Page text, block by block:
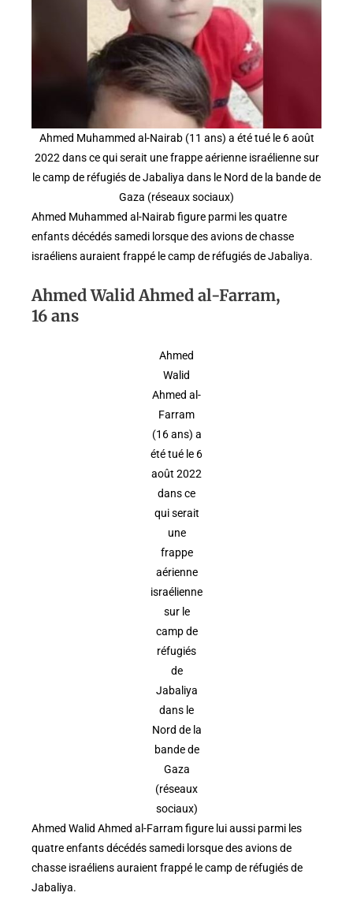
Ahmed Muhammed al-Nairab (11 ans) a été tué le 6 août
2022 dans ce qui serait une frappe aérienne israélienne sur
le camp de réfugiés de Jabaliya dans le Nord de la bande de
Gaza (réseaux sociaux)
Ahmed Muhammed al-Nairab figure parmi les quatre
enfants décédés samedi lorsque des avions de chasse
israéliens auraient frappé le camp de réfugiés de Jabaliya.
Ahmed Walid Ahmed al-Farram,
16 ans
Ahmed
Walid
Ahmed al-
Farram
(16 ans) a
été tué le 6
août 2022
dans ce
qui serait
une
frappe
aérienne
israélienne
sur le
camp de
réfugiés
de
Jabaliya
dans le
Nord de la
bande de
Gaza
(réseaux
sociaux)
Ahmed Walid Ahmed al-Farram figure lui aussi parmi les
quatre enfants décédés samedi lorsque des avions de
chasse israéliens auraient frappé le camp de réfugiés de
Jabaliya.